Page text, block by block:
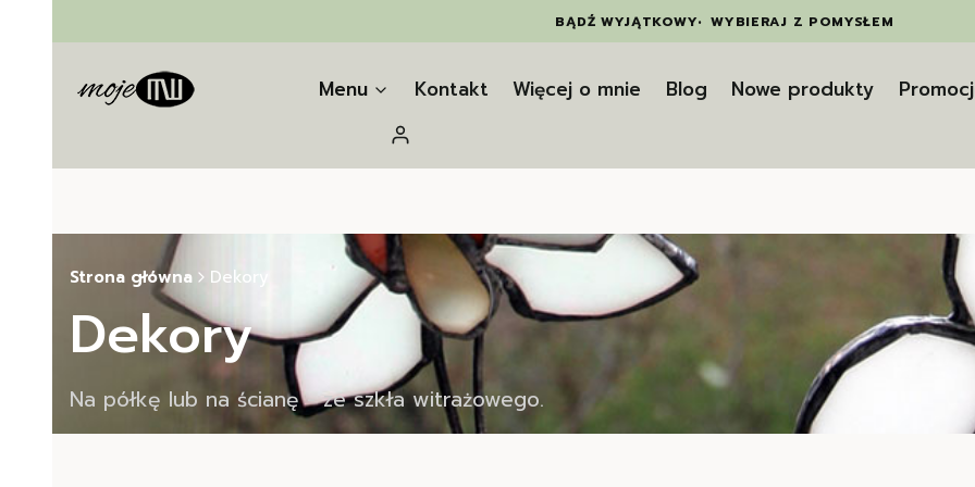
BĄDŹ WYJĄTKOWY• WYBIERAJ Z POMYSŁEM
Menu Kontakt Więcej o mnie Blog Nowe produkty
Zaloguj się
Strona główna Dekory
Dekory
Na półkę lub na ścianę - ze szkła witrażowego.